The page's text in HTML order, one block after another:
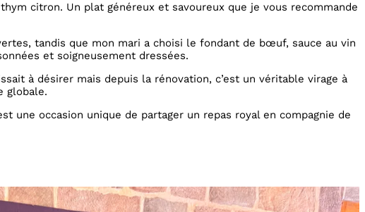
citron. Un plat généreux et savoureux que je vous recommande
tandis que mon mari a choisi le fondant de bœuf, sauce au vin
et soigneusement dressées.
à désirer mais depuis la rénovation, c’est un véritable virage à
globale.
une occasion unique de partager un repas royal en compagnie de